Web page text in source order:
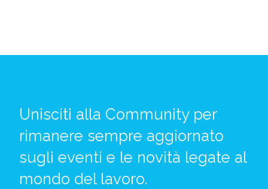
Unisciti alla Community per
rimanere sempre aggiornato
sugli eventi e le novità legate al
mondo del lavoro.